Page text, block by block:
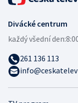
Divácké centrum
každý všední den:
261 136 113